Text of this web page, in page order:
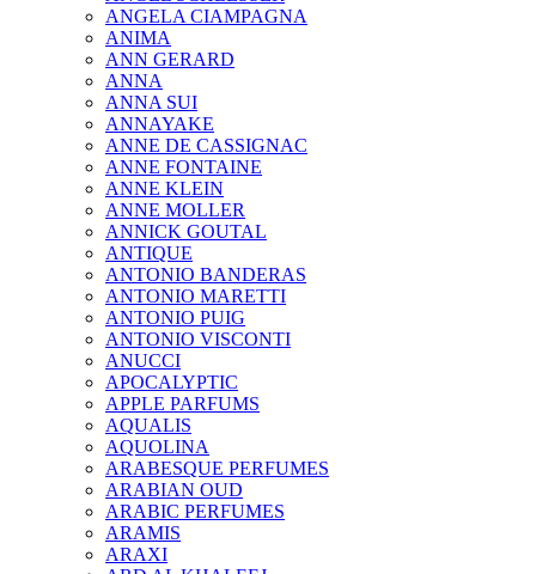
ANGELA CIAMPAGNA
ANIMA
ANN GERARD
ANNA
ANNA SUI
ANNAYAKE
ANNE DE CASSIGNAC
ANNE FONTAINE
ANNE KLEIN
ANNE MOLLER
ANNICK GOUTAL
ANTIQUE
ANTONIO BANDERAS
ANTONIO MARETTI
ANTONIO PUIG
ANTONIO VISCONTI
ANUCCI
APOCALYPTIC
APPLE PARFUMS
AQUALIS
AQUOLINA
ARABESQUE PERFUMES
ARABIAN OUD
ARABIC PERFUMES
ARAMIS
ARAXI